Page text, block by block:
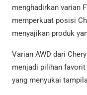
menghadirkan varian
memperkuat posisi
menyajikan produk
Varian AWD dari Chery
menjadi pilihan
yang menyukai